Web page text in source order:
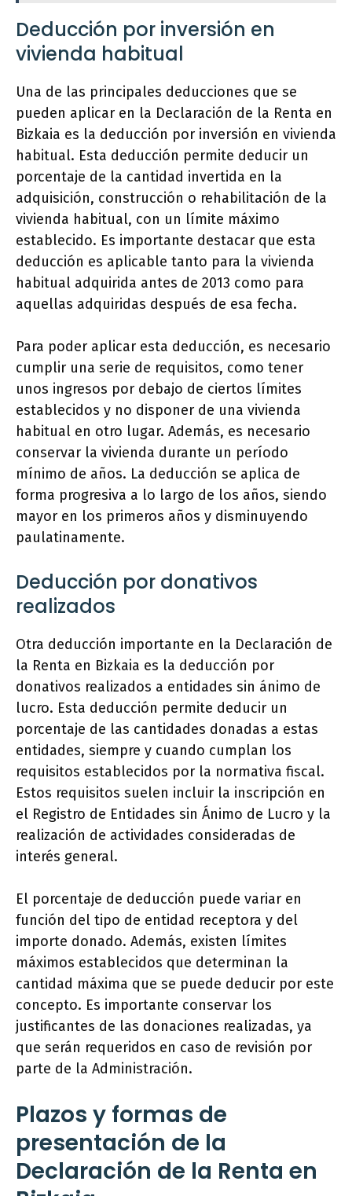
Deducción por inversión en
vivienda habitual
Una de las principales deducciones que se
pueden aplicar en la Declaración de la Renta en
Bizkaia es la deducción por inversión en vivienda
habitual. Esta deducción permite deducir un
porcentaje de la cantidad invertida en la
adquisición, construcción o rehabilitación de la
vivienda habitual, con un límite máximo
establecido. Es importante destacar que esta
deducción es aplicable tanto para la vivienda
habitual adquirida antes de 2013 como para
aquellas adquiridas después de esa fecha.
Para poder aplicar esta deducción, es necesario
cumplir una serie de requisitos, como tener
unos ingresos por debajo de ciertos límites
establecidos y no disponer de una vivienda
habitual en otro lugar. Además, es necesario
conservar la vivienda durante un período
mínimo de años. La deducción se aplica de
forma progresiva a lo largo de los años, siendo
mayor en los primeros años y disminuyendo
paulatinamente.
Deducción por donativos
realizados
Otra deducción importante en la Declaración de
la Renta en Bizkaia es la deducción por
donativos realizados a entidades sin ánimo de
lucro. Esta deducción permite deducir un
porcentaje de las cantidades donadas a estas
entidades, siempre y cuando cumplan los
requisitos establecidos por la normativa fiscal.
Estos requisitos suelen incluir la inscripción en
el Registro de Entidades sin Ánimo de Lucro y la
realización de actividades consideradas de
interés general.
El porcentaje de deducción puede variar en
función del tipo de entidad receptora y del
importe donado. Además, existen límites
máximos establecidos que determinan la
cantidad máxima que se puede deducir por este
concepto. Es importante conservar los
justificantes de las donaciones realizadas, ya
que serán requeridos en caso de revisión por
parte de la Administración.
Plazos y formas de
presentación de la
Declaración de la Renta en